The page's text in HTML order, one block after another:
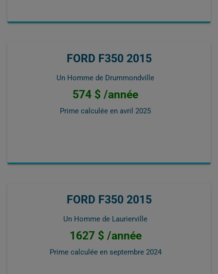
FORD F350 2015
Un Homme de Drummondville
574 $ /année
Prime calculée en avril 2025
FORD F350 2015
Un Homme de Laurierville
1627 $ /année
Prime calculée en septembre 2024